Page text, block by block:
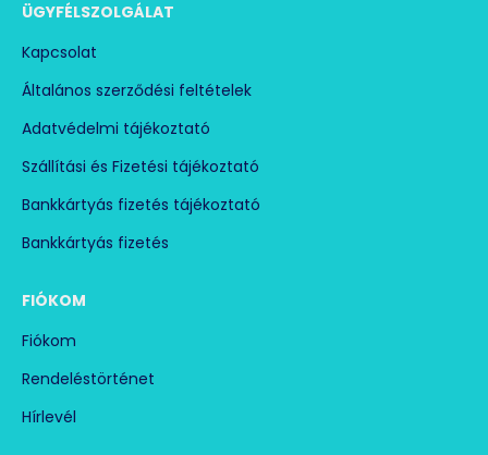
ÜGYFÉLSZOLGÁLAT
Kapcsolat
Általános szerződési feltételek
Adatvédelmi tájékoztató
Szállítási és Fizetési tájékoztató
Bankkártyás fizetés tájékoztató
Bankkártyás fizetés
FIÓKOM
Fiókom
Rendeléstörténet
Hírlevél